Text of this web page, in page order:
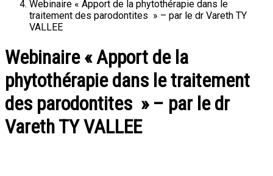
Webinaire « Apport de la phytothérapie dans le
traitement des parodontites » – par le dr Vareth TY
VALLEE
Webinaire « Apport de la
phytothérapie dans le traitement
des parodontites » – par le dr
Vareth TY VALLEE